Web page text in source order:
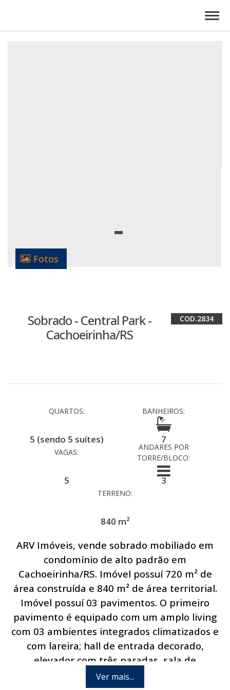
Fotos
Sobrado - Central Park -
Cachoeirinha/RS
2834
QUARTOS:
5 (sendo 5 suítes)
BANHEIROS:
7
VAGAS:
5
ANDARES POR
TORRE/BLOCO:
3
TERRENO:
840 m²
ARV Imóveis, vende sobrado mobiliado em
condomínio de alto padrão em
Cachoeirinha/RS. Imóvel possuí 720 m² de
área construída e 840 m² de área territorial.
Imóvel possuí 03 pavimentos. O primeiro
pavimento é equipado com um amplo living
com 03 ambientes integrados climatizados e
com lareira; hall de entrada decorado,
elevador com três paradas, sala de
estar/jantar ampla com lareira,
Ver mais...